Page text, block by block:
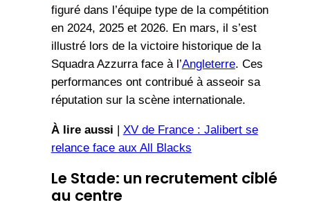
figuré dans l’équipe type de la compétition
en 2024, 2025 et 2026. En mars, il s’est
illustré lors de la victoire historique de la
Squadra Azzurra face à l’Angleterre. Ces
performances ont contribué à asseoir sa
réputation sur la scène internationale.
À lire aussi | XV de France : Jalibert se
relance face aux All Blacks
Le Stade: un recrutement ciblé
au centre